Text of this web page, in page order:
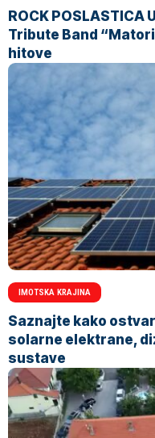
ROCK POSLASTICA
Tribute Band
hitove
IMOTSKA KRAJINA
Saznajte kako
solarne elektrane,
sustave